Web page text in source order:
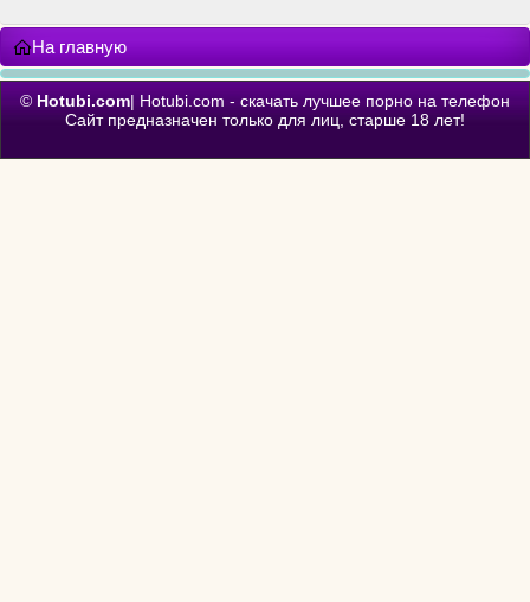
На главную
© Hotubi.com| Hotubi.com - скачать лучшее порно на телефон
Сайт предназначен только для лиц, старше 18 лет!